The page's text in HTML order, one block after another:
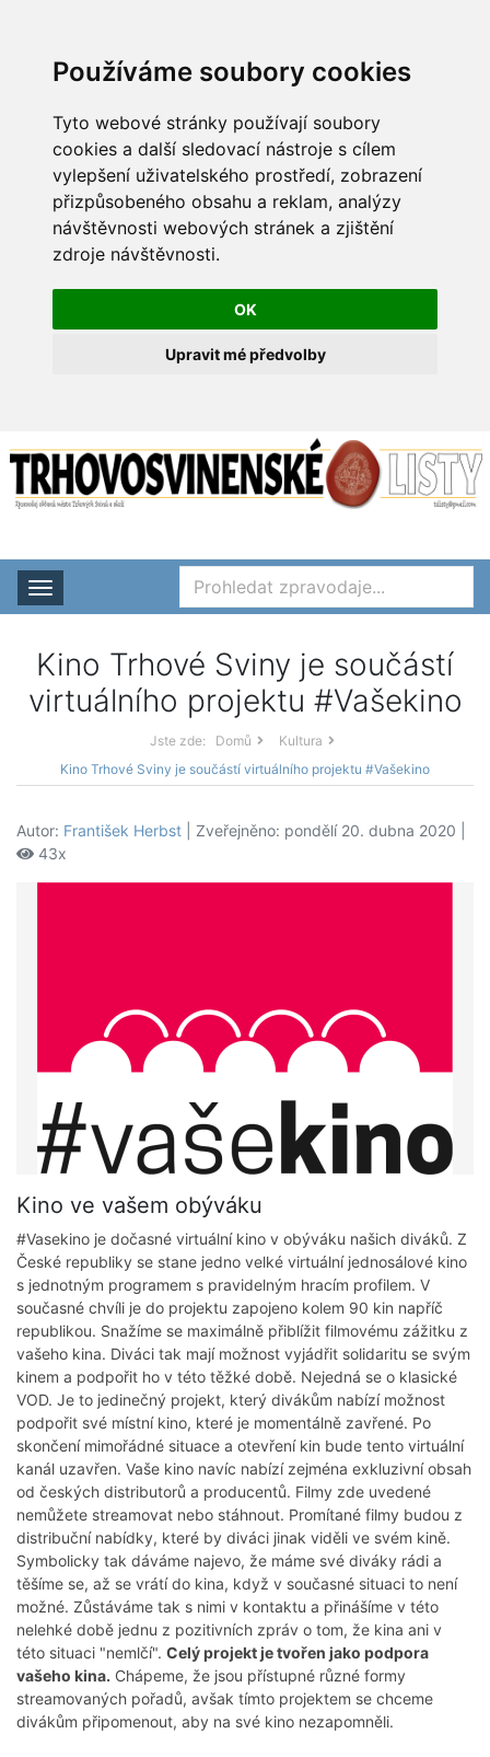
Používáme soubory cookies
Tyto webové stránky používají soubory
cookies a další sledovací nástroje s cílem
vylepšení uživatelského prostředí, zobrazení
přizpůsobeného obsahu a reklam, analýzy
návštěvnosti webových stránek a zjištění
zdroje návštěvnosti.
OK
Upravit mé předvolby
Rozbalit nabídku
Kino Trhové Sviny je součástí
virtuálního projektu #Vašekino
Jste zde: Domů
Kultura
Kino Trhové Sviny je součástí virtuálního projektu #Vašekino
Autor: František Herbst | Zveřejněno: pondělí 20. dubna 2020 |
43x
Kino ve vašem obýváku
#Vasekino je dočasné virtuální kino v obýváku našich diváků. Z
České republiky se stane jedno velké virtuální jednosálové kino
s jednotným programem s pravidelným hracím profilem. V
současné chvíli je do projektu zapojeno kolem 90 kin napříč
republikou. Snažíme se maximálně přiblížit filmovému zážitku z
vašeho kina. Diváci tak mají možnost vyjádřit solidaritu se svým
kinem a podpořit ho v této těžké době. Nejedná se o klasické
VOD. Je to jedinečný projekt, který divákům nabízí možnost
podpořit své místní kino, které je momentálně zavřené. Po
skončení mimořádné situace a otevření kin bude tento virtuální
kanál uzavřen. Vaše kino navíc nabízí zejména exkluzivní obsah
od českých distributorů a producentů. Filmy zde uvedené
nemůžete streamovat nebo stáhnout. Promítané filmy budou z
distribuční nabídky, které by diváci jinak viděli ve svém kině.
Symbolicky tak dáváme najevo, že máme své diváky rádi a
těšíme se, až se vrátí do kina, když v současné situaci to není
možné. Zůstáváme tak s nimi v kontaktu a přinášíme v této
nelehké době jednu z pozitivních zpráv o tom, že kina ani v
této situaci "nemlčí". Celý projekt je tvořen jako podpora
vašeho kina. Chápeme, že jsou přístupné různé formy
streamovaných pořadů, avšak tímto projektem se chceme
divákům připomenout, aby na své kino nezapomněli.